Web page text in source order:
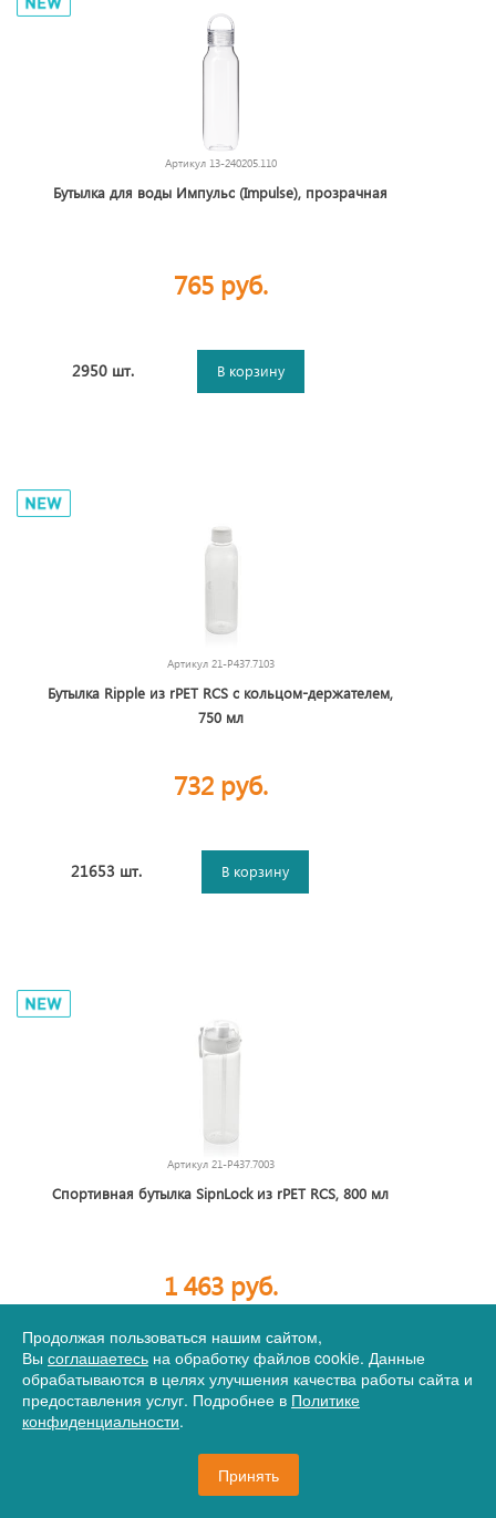
Артикул 13-240205.110
Бутылка для воды Импульс (Impulse), прозрачная
765 руб.
2950 шт. В корзину
Артикул 21-P437.7103
Бутылка Ripple из rPET RCS с кольцом-держателем,
750 мл
732 руб.
21653 шт. В корзину
Артикул 21-P437.7003
Спортивная бутылка SipnLock из rPET RCS, 800 мл
1 463 руб.
4587 шт. В корзину
Продолжая пользоваться нашим сайтом,
Вы соглашаетесь на обработку файлов cookie. Данные
обрабатываются в целях улучшения качества работы сайта и
предоставления услуг. Подробнее в Политике
конфиденциальности.
Принять